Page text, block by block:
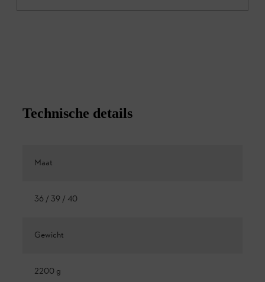
Technische details
Maat
36 / 39 / 40
Gewicht
2200 g